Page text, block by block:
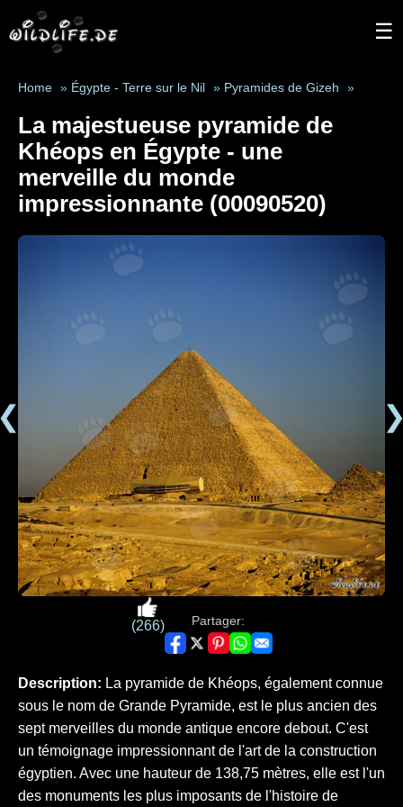
☰
Home » Égypte - Terre sur le Nil » Pyramides de Gizeh »
La majestueuse pyramide de
Khéops en Égypte - une
merveille du monde
impressionnante (00090520)
(266) Partager:
Description: La pyramide de Khéops, également connue
sous le nom de Grande Pyramide, est le plus ancien des
sept merveilles du monde antique encore debout. C'est
un témoignage impressionnant de l'art de la construction
égyptien. Avec une hauteur de 138,75 mètres, elle est l'un
des monuments les plus imposants de l'histoire de